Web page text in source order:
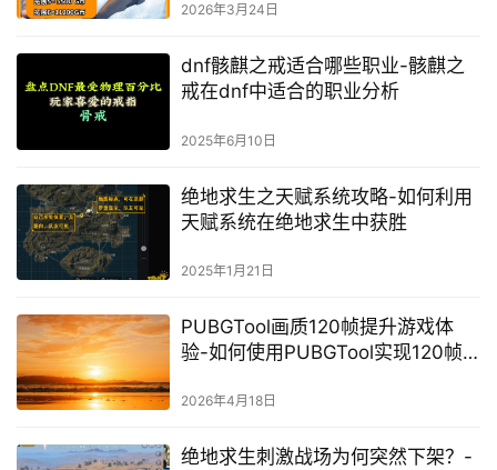
2026年3月24日
dnf骸麒之戒适合哪些职业-骸麒之
戒在dnf中适合的职业分析
2025年6月10日
绝地求生之天赋系统攻略-如何利用
天赋系统在绝地求生中获胜
2025年1月21日
PUBGTool画质120帧提升游戏体
验-如何使用PUBGTool实现120帧
2026年4月18日
绝地求生刺激战场为何突然下架？-